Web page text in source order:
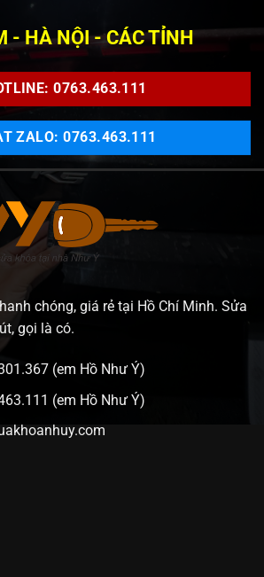
- HÀ NỘI - CÁC TỈNH
0763.463.111
ZALO: 0763.463.111
chóng, giá rẻ tại Hồ Chí Minh. Sửa
gọi là có.
(em Hồ Như Ý)
(em Hồ Như Ý)